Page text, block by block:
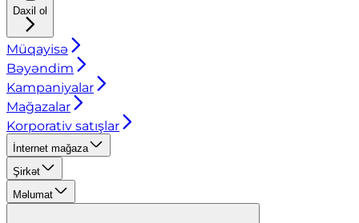
Daxil ol
Müqayisə
Bəyəndim
Kampaniyalar
Mağazalar
Korporativ satışlar
İnternet mağaza
Şirkət
Məlumat